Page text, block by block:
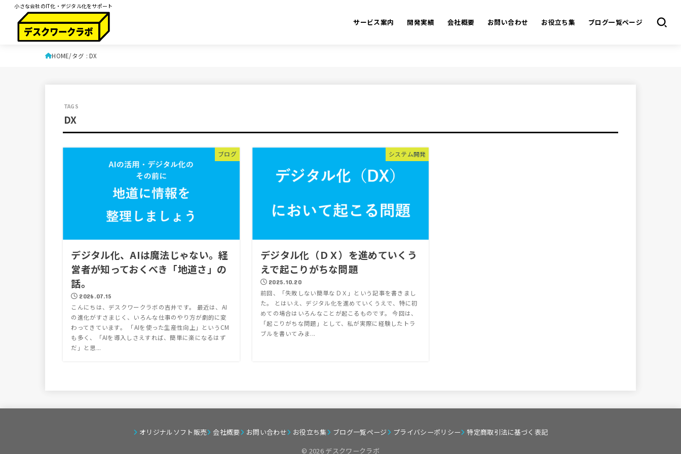
小さな会社のIT化・デジタル化をサポート
サービス案内 開発実績 会社概要 お問い合わせ お役立ち集 ブログ一覧ページ
HOME タグ : DX
DX
ブログ
デジタル化、AIは魔法じゃない。経
営者が知っておくべき「地道さ」の
話。
2026.07.15
こんにちは、デスクワークラボの吉井です。 最近は、AI
の進化がすさまじく、いろんな仕事のやり方が劇的に変
わってきています。 「AIを使った生産性向上」というCM
も多く、「AIを導入しさえすれば、簡単に楽になるはず
だ」と思...
システム開発
デジタル化（ＤＸ）を進めていくう
えで起こりがちな問題
2025.10.20
前回、「失敗しない簡単なＤＸ」という記事を書きまし
た。 とはいえ、デジタル化を進めていくうえで、特に初
めての場合はいろんなことが起こるものです。 今回は、
「起こりがちな問題」として、私が実際に経験したトラ
ブルを書いてみま...
オリジナルソフト販売 会社概要 お問い合わせ お役立ち集 ブログ一覧ページ プライバシーポリシー
特定商取引法に基づく表記
© 2026 デスクワークラボ